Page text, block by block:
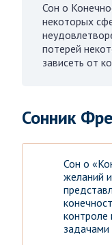
Сон о
некоторых
потерей
зависеть от
Сонник
Сон о
желаний
контроле
задачами